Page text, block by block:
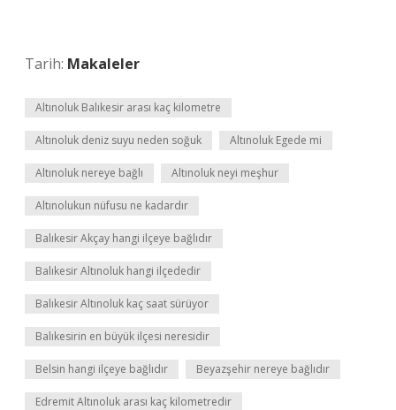
Tarih: Makaleler
Altınoluk Balıkesir arası kaç kilometre
Altınoluk deniz suyu neden soğuk Altınoluk Egede mi
Altınoluk nereye bağlı Altınoluk neyi meşhur
Altınolukun nüfusu ne kadardır
Balıkesir Akçay hangi ilçeye bağlıdır
Balıkesir Altınoluk hangi ilçededir
Balıkesir Altınoluk kaç saat sürüyor
Balıkesirin en büyük ilçesi neresidir
Belsin hangi ilçeye bağlıdır Beyazşehir nereye bağlıdır
Edremit Altınoluk arası kaç kilometredir